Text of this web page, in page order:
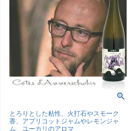
とろりとした粘性、火打石やスモーク
香、アプリコットジャムやレモンジャ
ム、ユーカリのアロマ